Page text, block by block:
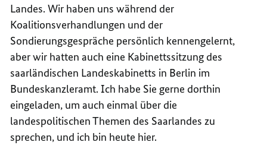
Landes. Wir haben uns während der
Koalitionsverhandlungen und der
Sondierungsgespräche persönlich kennengelernt,
aber wir hatten auch eine Kabinettssitzung des
saarländischen Landeskabinetts in Berlin im
Bundeskanzleramt. Ich habe Sie gerne dorthin
eingeladen, um auch einmal über die
landespolitischen Themen des Saarlandes zu
sprechen, und ich bin heute hier.